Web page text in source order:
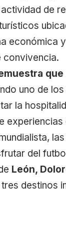
de
económica
convivencia.
uno de
la
las
del
León,
tres destinos